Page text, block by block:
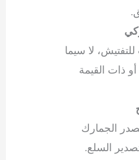
لا سيما
أو ذات القيمة
الجمارك
السلع.